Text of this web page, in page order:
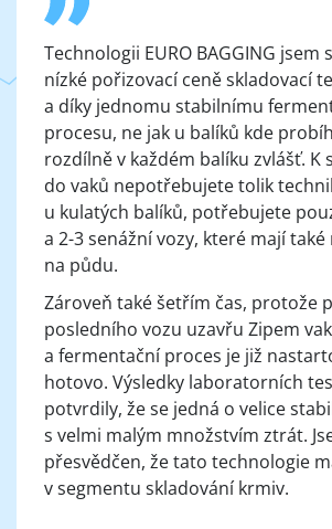
Technologii EURO BAGGING jsem
nízké pořizovací ceně skladovací
a díky jednomu stabilnímu
procesu, ne jak u balíků kde
rozdílně v každém balíku zvlášť. K
do vaků nepotřebujete tolik
u kulatých balíků, potřebujete
a 2-3 senážní vozy, které mají
na půdu.
Zároveň také šetřím čas, protože
posledního vozu uzavřu Zipem vak
a fermentační proces je již
hotovo. Výsledky laboratorních
potvrdily, že se jedná o velice
s velmi malým množstvím ztrát.
přesvědčen, že tato technologie
v segmentu skladování krmiv.